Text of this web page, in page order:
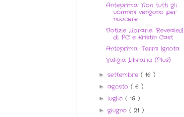
Anteprima: Non tutti gli
uomnini vengono per
nuocere
Notizie Librarie: Revealed
di PC e Kristin Cast
Anteprima: Terra Ignota
Valigia Libraria (Plus)
► settembre ( 16 )
► agosto ( 6 )
► luglio ( 16 )
► giugno ( 21 )